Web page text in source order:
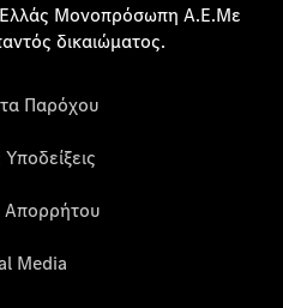
Μονοπρόσωπη Α.Ε.Με
δικαιώματος.
Παρόχου
Απορρήτου
Media